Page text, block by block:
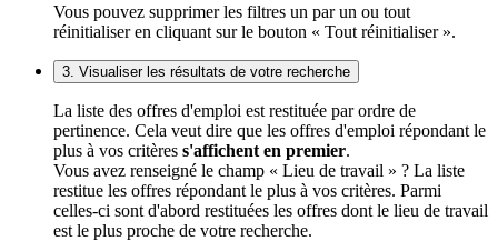
Vous pouvez supprimer les filtres un par un ou tout
réinitialiser en cliquant sur le bouton « Tout réinitialiser ».
3. Visualiser les résultats de votre recherche
La liste des offres d'emploi est restituée par ordre de
pertinence. Cela veut dire que les offres d'emploi répondant le
plus à vos critères s'affichent en premier.
Vous avez renseigné le champ « Lieu de travail » ? La liste
restitue les offres répondant le plus à vos critères. Parmi
celles-ci sont d'abord restituées les offres dont le lieu de travail
est le plus proche de votre recherche.